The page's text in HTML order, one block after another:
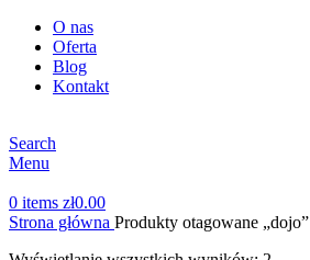
O nas
Oferta
Blog
Kontakt
Search
Menu
0 items zł0.00
Strona główna Produkty otagowane „dojo”